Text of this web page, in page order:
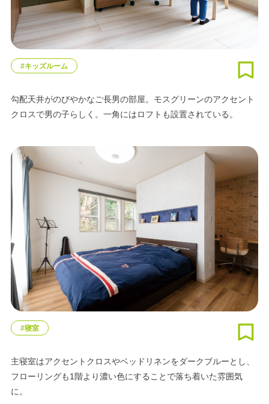
#キッズルーム
勾配天井がのびやかなご長男の部屋。モスグリーンのアクセント
クロスで男の子らしく。一角にはロフトも設置されている。
#寝室
主寝室はアクセントクロスやベッドリネンをダークブルーとし、
フローリングも1階より濃い色にすることで落ち着いた雰囲気
に。